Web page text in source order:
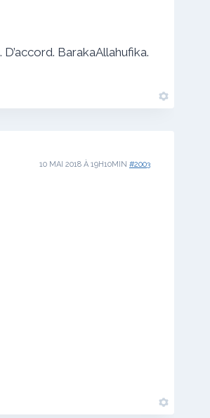
BarakaAllahufika.
10 MAI 2018 À 19H10MIN #2003